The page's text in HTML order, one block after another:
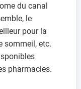
du canal
le
pour la
sommeil, etc.
pharmacies.